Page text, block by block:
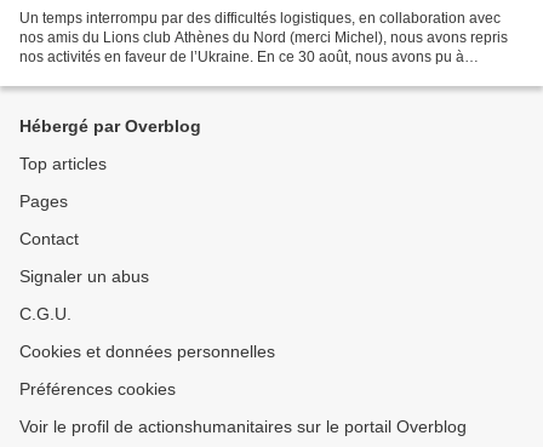
Un temps interrompu par des difficultés logistiques, en collaboration avec
nos amis du Lions club Athènes du Nord (merci Michel), nous avons repris
nos activités en faveur de l’Ukraine. En ce 30 août, nous avons pu à
Hébergé par Overblog
Top articles
Pages
Contact
Signaler un abus
C.G.U.
Cookies et données personnelles
Préférences cookies
Voir le profil de actionshumanitaires sur le portail Overblog